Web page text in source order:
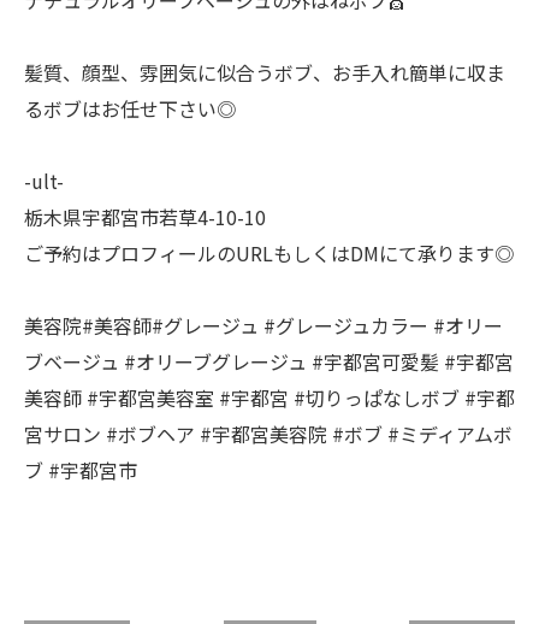
髪質、顔型、雰囲気に似合うボブ、お手入れ簡単に収ま
るボブはお任せ下さい◎
-ult-
栃木県宇都宮市若草4-10-10
ご予約はプロフィールのURLもしくはDMにて承ります◎
美容院#美容師#グレージュ #グレージュカラー #オリー
ブベージュ #オリーブグレージュ #宇都宮可愛髪 #宇都宮
美容師 #宇都宮美容室 #宇都宮 #切りっぱなしボブ #宇都
宮サロン #ボブヘア #宇都宮美容院 #ボブ #ミディアムボ
ブ #宇都宮市